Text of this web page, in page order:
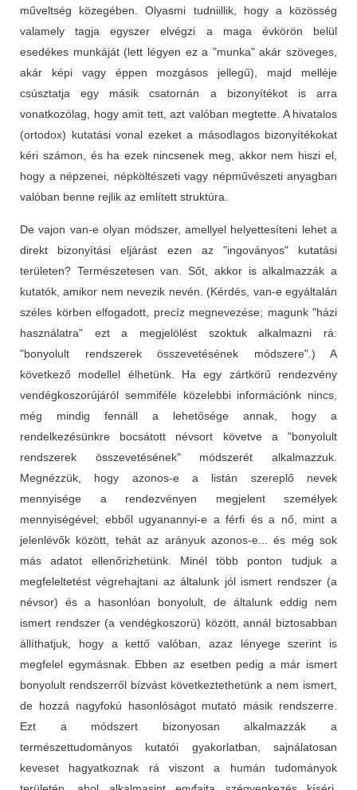
műveltség közegében. Olyasmi tudniillik, hogy a közösség
valamely tagja egyszer elvégzi a maga évkörön belül
esedékes munkáját (lett légyen ez a "munka" akár szöveges,
akár képi vagy éppen mozgásos jellegű), majd melléje
csúsztatja egy másik csatornán a bizonyítékot is arra
vonatkozólag, hogy amit tett, azt valóban megtette. A hivatalos
(ortodox) kutatási vonal ezeket a másodlagos bizonyítékokat
kéri számon, és ha ezek nincsenek meg, akkor nem hiszi el,
hogy a népzenei, népköltészeti vagy népművészeti anyagban
valóban benne rejlik az említett struktúra.
De vajon van-e olyan módszer, amellyel helyettesíteni lehet a
direkt bizonyítási eljárást ezen az "ingoványos" kutatási
területen? Természetesen van. Sőt, akkor is alkalmazzák a
kutatók, amikor nem nevezik nevén. (Kérdés, van-e egyáltalán
széles körben elfogadott, precíz megnevezése; magunk "házi
használatra" ezt a megjelölést szoktuk alkalmazni rá:
"bonyolult rendszerek összevetésének módszere".) A
következő modellel élhetünk. Ha egy zártkörű rendezvény
vendégkoszorújáról semmiféle közelebbi információnk nincs,
még mindig fennáll a lehetősége annak, hogy a
rendelkezésünkre bocsátott névsort követve a "bonyolult
rendszerek összevetésének" módszerét alkalmazzuk.
Megnézzük, hogy azonos-e a listán szereplő nevek
mennyisége a rendezvényen megjelent személyek
mennyiségével; ebből ugyanannyi-e a férfi és a nő, mint a
jelenlévők között, tehát az arányuk azonos-e... és még sok
más adatot ellenőrizhetünk. Minél több ponton tudjuk a
megfeleltetést végrehajtani az általunk jól ismert rendszer (a
névsor) és a hasonlóan bonyolult, de általunk eddig nem
ismert rendszer (a vendégkoszorú) között, annál biztosabban
állíthatjuk, hogy a kettő valóban, azaz lényege szerint is
megfelel egymásnak. Ebben az esetben pedig a már ismert
bonyolult rendszerről bízvást következtethetünk a nem ismert,
de hozzá nagyfokú hasonlóságot mutató másik rendszerre.
Ezt a módszert bizonyosan alkalmazzák a
természettudományos kutatói gyakorlatban, sajnálatosan
keveset hagyatkoznak rá viszont a humán tudományok